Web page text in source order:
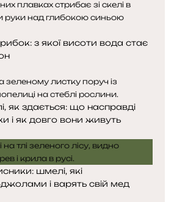
з якої висоти вода стає
як здається: що насправді
і як довго вони живуть
шмелі, які
і варять свій мед